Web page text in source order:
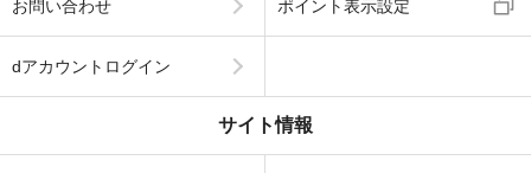
お問い合わせ ポイント表示設定
dアカウントログイン
サイト情報